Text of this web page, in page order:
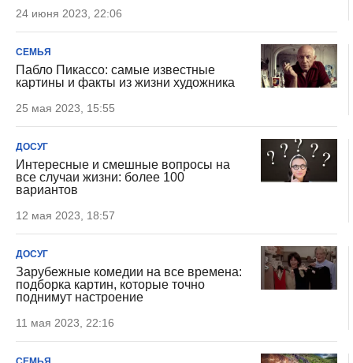
24 июня 2023, 22:06
СЕМЬЯ
Пабло Пикассо: самые известные
картины и факты из жизни художника
25 мая 2023, 15:55
ДОСУГ
Интересные и смешные вопросы на
все случаи жизни: более 100
вариантов
12 мая 2023, 18:57
ДОСУГ
Зарубежные комедии на все времена:
подборка картин, которые точно
поднимут настроение
11 мая 2023, 22:16